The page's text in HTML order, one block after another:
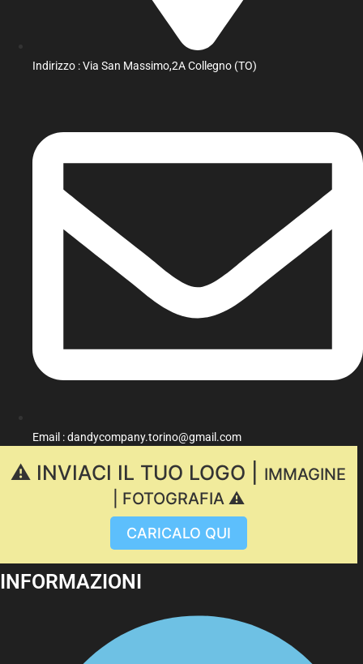
Indirizzo : Via San Massimo,2A Collegno (TO)
Email : dandycompany.torino@gmail.com
⚠️ INVIACI IL TUO LOGO |
IMMAGINE
| FOTOGRAFIA ⚠️
CARICALO QUI
INFORMAZIONI